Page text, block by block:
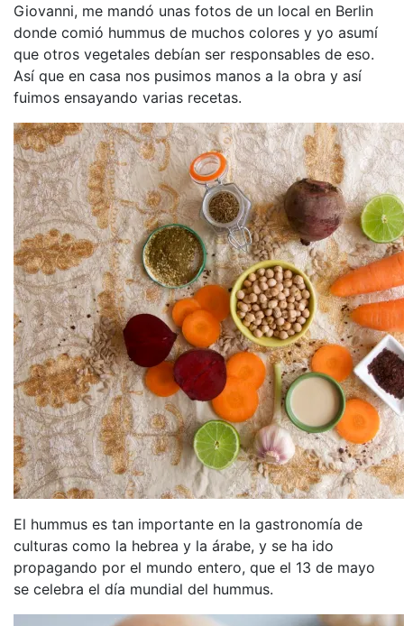
Giovanni, me mandó unas fotos de un local en Berlin
donde comió hummus de muchos colores y yo asumí
que otros vegetales debían ser responsables de eso.
Así que en casa nos pusimos manos a la obra y así
fuimos ensayando varias recetas.
El hummus es tan importante en la gastronomía de
culturas como la hebrea y la árabe, y se ha ido
propagando por el mundo entero, que el 13 de mayo
se celebra el día mundial del hummus.